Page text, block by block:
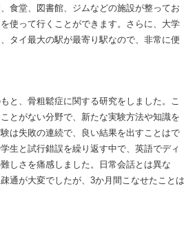
食堂、図書館、ジムなどの施設が整ってお
使って行くことができます。さらに、大学
タイ最大の駅が最寄り駅なので、非常に便
と、骨粗鬆症に関する研究をしました。こ
とがない分野で、新たな実験方法や知識を
は失敗の連続で、良い結果を出すことはで
生と試行錯誤を繰り返す中で、英語でディ
しさを痛感しました。日常会話とは異な
通が大変でしたが、3か月間こなせたことは